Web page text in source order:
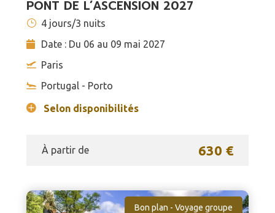
PONT DE L’ASCENSION 2027
4 jours/3 nuits
Date : Du 06 au 09 mai 2027
Paris
Portugal - Porto
Selon disponibilités
À partir de 630 €
Bon plan - Voyage groupe